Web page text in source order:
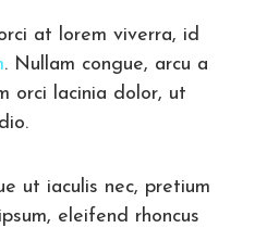
at lorem viverra, id
. Nullam congue, arcu a
orci lacinia dolor, ut
ut iaculis nec, pretium
eleifend rhoncus